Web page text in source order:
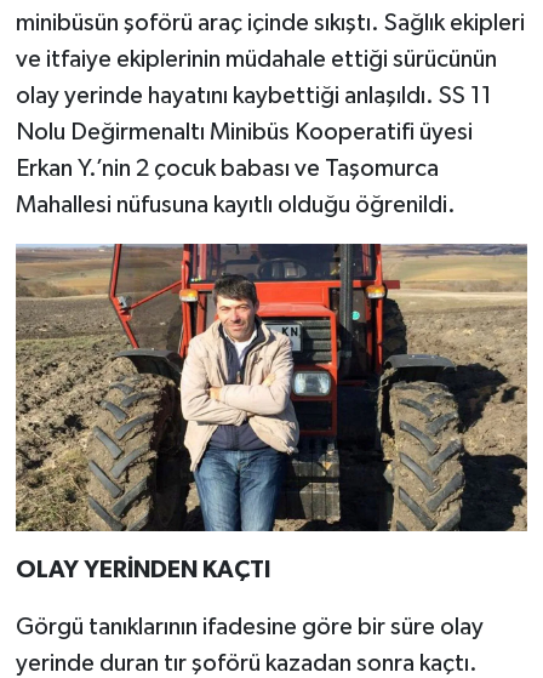
minibüsün şoförü araç içinde sıkıştı. Sağlık ekipleri
ve itfaiye ekiplerinin müdahale ettiği sürücünün
olay yerinde hayatını kaybettiği anlaşıldı. SS 11
Nolu Değirmenaltı Minibüs Kooperatifi üyesi
Erkan Y.’nin 2 çocuk babası ve Taşomurca
Mahallesi nüfusuna kayıtlı olduğu öğrenildi.
OLAY YERİNDEN KAÇTI
Görgü tanıklarının ifadesine göre bir süre olay
yerinde duran tır şoförü kazadan sonra kaçtı.